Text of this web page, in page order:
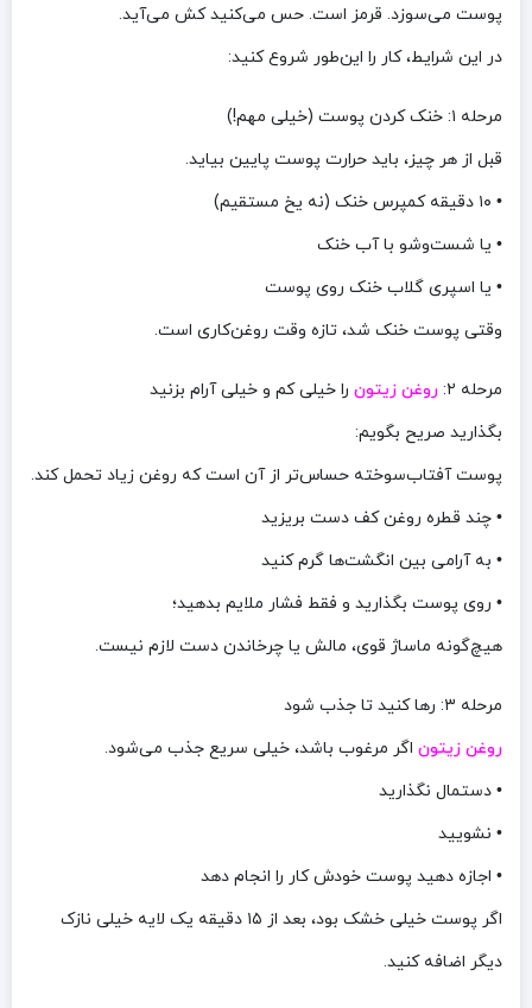
پوست می‌سوزد. قرمز است. حس می‌کنید کش می‌آید.
در این شرایط، کار را این‌طور شروع کنید:
مرحله ۱: خنک کردن پوست (خیلی مهم!)
قبل از هر چیز، باید حرارت پوست پایین بیاید.
• ۱۰ دقیقه کمپرس خنک (نه یخ مستقیم)
• یا شست‌وشو با آب خنک
• یا اسپری گلاب خنک روی پوست
وقتی پوست خنک شد، تازه وقت روغن‌کاری است.
مرحله ۲: روغن زیتون را خیلی کم و خیلی آرام بزنید
بگذارید صریح بگویم:
پوست آفتاب‌سوخته حساس‌تر از آن است که روغن زیاد تحمل کند.
• چند قطره روغن کف دست بریزید
• به آرامی بین انگشت‌ها گرم کنید
• روی پوست بگذارید و فقط فشار ملایم بدهید؛
هیچ‌گونه ماساژ قوی، مالش یا چرخاندن دست لازم نیست.
مرحله ۳: رها کنید تا جذب شود
روغن زیتون اگر مرغوب باشد، خیلی سریع جذب می‌شود.
• دستمال نگذارید
• نشویید
• اجازه دهید پوست خودش کار را انجام دهد
اگر پوست خیلی خشک بود، بعد از ۱۵ دقیقه یک لایه خیلی نازک
دیگر اضافه کنید.